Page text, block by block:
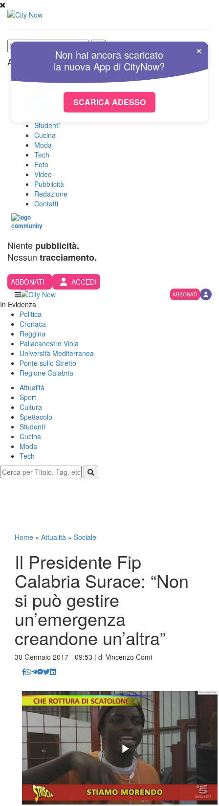
Altre Sezioni
Attualità
Spettacolo
Studenti
Cucina
Moda
Tech
Foto
Video
Pubblicità
Redazione
Contatti
Niente pubblicità.
Nessun tracciamento.
ABBONATI ACCEDI
ABBONATI
In Evidenza
Politica
Cronaca
Reggina
Pallacanestro Viola
Università Mediterranea
Ponte sullo Stretto
Regione Calabria
Attualità
Sport
Cultura
Spettacolo
Studenti
Cucina
Moda
Tech
Home » Attualità » Sociale
Il Presidente Fip
Calabria Surace: “Non
si può gestire
un’emergenza
creandone un’altra”
30 Gennaio 2017 - 09:53 | di Vincenzo Comi
×
Non hai ancora scaricato
la nuovaApp di CityNow?
SCARICA ADESSO